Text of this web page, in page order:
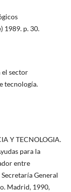
1989. p. 30.
el sector
tecnología.
Y TECNOLOGIA.
para la
entre
General
Madrid, 1990,